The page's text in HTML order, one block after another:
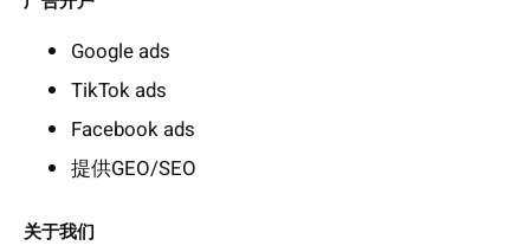
Google ads
TikTok ads
Facebook ads
提供GEO/SEO
关于我们